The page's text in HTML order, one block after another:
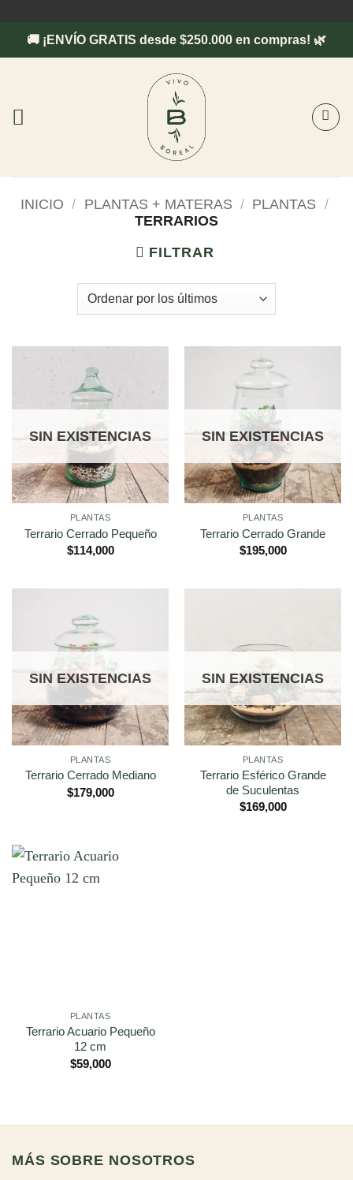
contenido
🚚 ¡ENVÍO GRATIS desde $250.000 en compras! 🌿
INICIO / PLANTAS + MATERAS / PLANTAS /
TERRARIOS
FILTRAR
SIN EXISTENCIAS
PLANTAS
Terrario Cerrado Pequeño
$114,000
SIN EXISTENCIAS
PLANTAS
Terrario Cerrado Grande
$195,000
SIN EXISTENCIAS
PLANTAS
Terrario Cerrado Mediano
$179,000
SIN EXISTENCIAS
PLANTAS
Terrario Esférico Grande
de Suculentas
$169,000
PLANTAS
Terrario Acuario Pequeño
12 cm
$59,000
MÁS SOBRE NOSOTROS